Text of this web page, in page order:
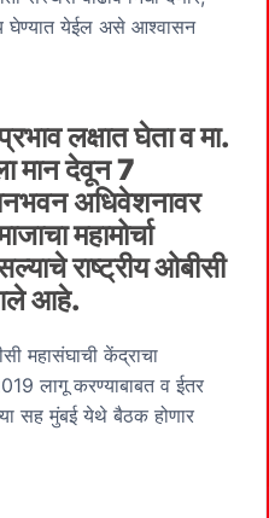
घेण्यात येईल असे आश्वासन
लक्षात घेता व मा.
मान देवून 7
अधिवेशनावर
महामोर्चा
राष्ट्रीय ओबीसी
आले आहे.
महासंघाची केंद्राचा
लागू करण्याबाबत व ईतर
सह मुंबई येथे बैठक होणार